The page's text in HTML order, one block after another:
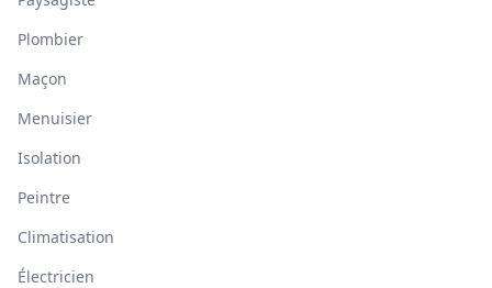
Plombier
Maçon
Menuisier
Isolation
Peintre
Climatisation
Électricien